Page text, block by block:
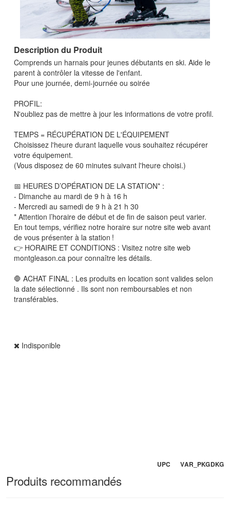
Description du Produit
Comprends un harnais pour jeunes débutants en ski. Aide le
parent à contrôler la vitesse de l'enfant.
Pour une journée, demi-journée ou soirée
PROFIL:
N'oubliez pas de mettre à jour les informations de votre profil.
TEMPS = RÉCUPÉRATION DE L'ÉQUIPEMENT
Choisissez l'heure durant laquelle vous souhaitez récupérer
votre équipement.
(Vous disposez de 60 minutes suivant l'heure choisi.)
📅 HEURES D’OPÉRATION DE LA STATION* :
- Dimanche au mardi de 9 h à 16 h
- Mercredi au samedi de 9 h à 21 h 30
* Attention l’horaire de début et de fin de saison peut varier.
En tout temps, vérifiez notre horaire sur notre site web avant
de vous présenter à la station !
👉 HORAIRE ET CONDITIONS : Visitez notre site web
montgleason.ca pour connaître les détails.
🛑 ACHAT FINAL : Les produits en location sont valides selon
la date sélectionné . Ils sont non remboursables et non
transférables.
Indisponible
UPC VAR_PKGDKG
Produits recommandés